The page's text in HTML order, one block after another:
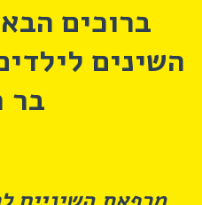
ברוכים
השינים
בר